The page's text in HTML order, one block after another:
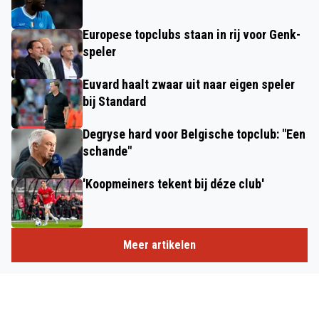
Europese topclubs staan in rij voor Genk-
speler
Euvard haalt zwaar uit naar eigen speler
bij Standard
Degryse hard voor Belgische topclub: "Een
schande"
'Koopmeiners tekent bij déze club'
Meer artikelen